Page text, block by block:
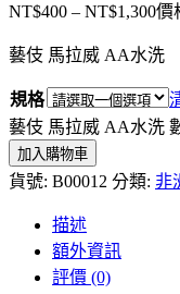
NT$400 – NT$1,300價
藝伎 馬拉威 AA水洗
規格
藝伎 馬拉威 AA水洗
加入購物車
貨號: B00012 分類: 非
描述
額外資訊
評價 (0)